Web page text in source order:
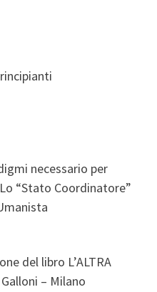
necessario per
“Stato Coordinatore”
del libro L’ALTRA
– Milano